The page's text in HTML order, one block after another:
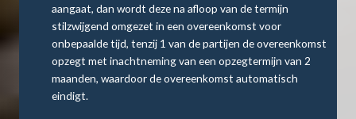
aangaat, dan wordt deze na afloop van de termijn
stilzwijgend omgezet in een overeenkomst voor
onbepaalde tijd, tenzij 1 van de partijen de overeenkomst
opzegt met inachtneming van een opzegtermijn van 2
maanden, waardoor de overeenkomst automatisch
eindigt.